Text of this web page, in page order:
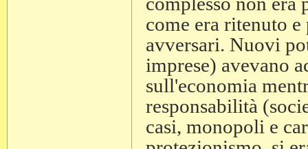
come era ritenuto e
avversari. Nuovi
imprese) avevano
sull'economia
responsabilità
casi, monopoli e